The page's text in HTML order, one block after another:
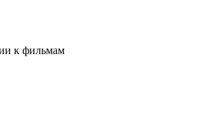
к фильмам